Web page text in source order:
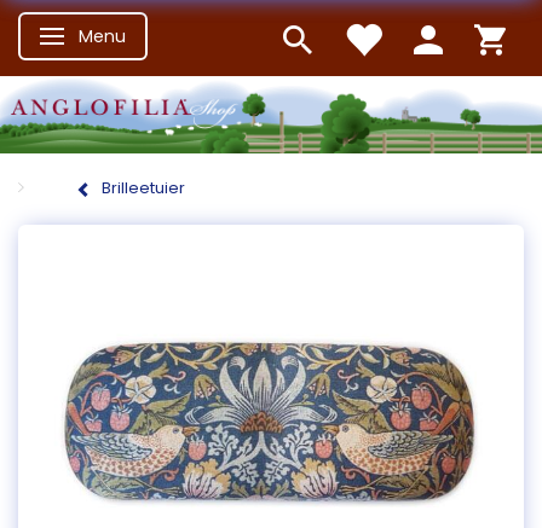
Skifte navigation
Menu
Brilleetuier